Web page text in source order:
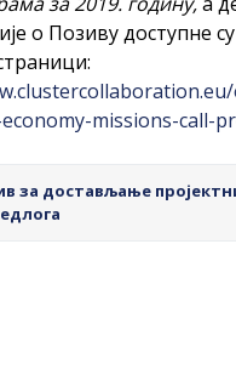
о Позиву доступне
missions-call-
за достављање